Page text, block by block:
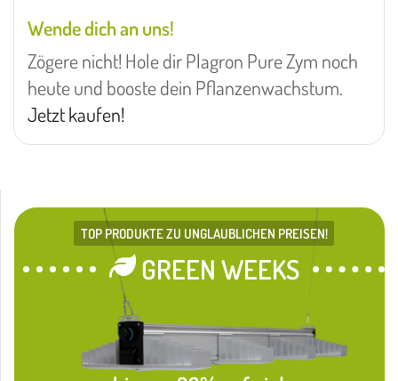
Wende dich an uns!
Zögere nicht! Hole dir Plagron Pure Zym noch
heute und booste dein Pflanzenwachstum.
Jetzt kaufen!
TOP PRODUKTE ZU UNGLAUBLICHEN PREISEN!
GREEN WEEKS